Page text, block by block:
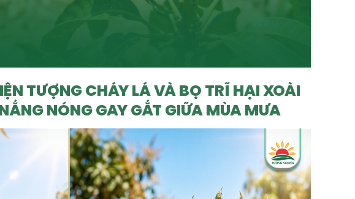
TƯỢNG CHÁY LÁ VÀ BỌ TRĨ HẠI XOÀI
NÓNG GAY GẮT GIỮA MÙA MƯA